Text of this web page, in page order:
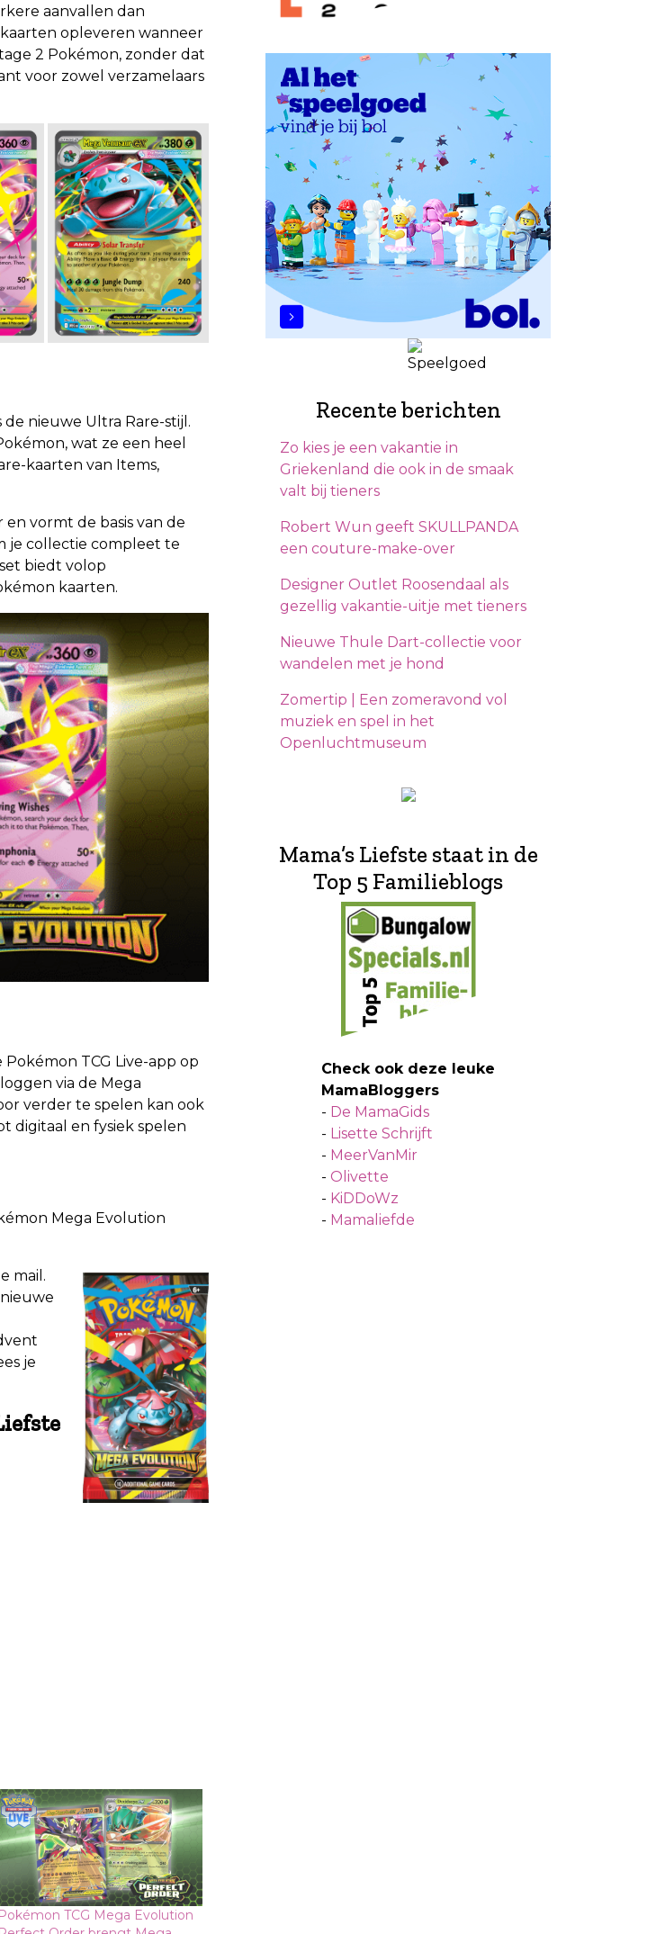
aanvallen dan
opleveren wanneer
2 Pokémon, zonder dat
voor zowel verzamelaars
nieuwe Ultra Rare-stijl.
wat ze een heel
kaarten van Items,
vormt de basis van de
je collectie compleet te
biedt volop
kaarten.
TCG Live-app op
via de Mega
verder te spelen kan ook
digitaal en fysiek spelen
Mega Evolution
mail.
je
Pokémon TCG Mega Evolution
Recente berichten
Zo kies je een vakantie in
Griekenland die ook in de smaak
valt bij tieners
Robert Wun geeft SKULLPANDA
een couture-make-over
Designer Outlet Roosendaal als
gezellig vakantie-uitje met tieners
Nieuwe Thule Dart-collectie voor
wandelen met je hond
Zomertip | Een zomeravond vol
muziek en spel in het
Openluchtmuseum
Mama’s Liefste staat in de
Top 5 Familieblogs
Check ook deze leuke
MamaBloggers
- De MamaGids
- Lisette Schrijft
- MeerVanMir
- Olivette
- KiDDoWz
- Mamaliefde